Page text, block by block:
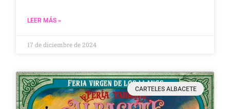
LEER MÁS »
17 de diciembre de 2024
CARTELES ALBACETE